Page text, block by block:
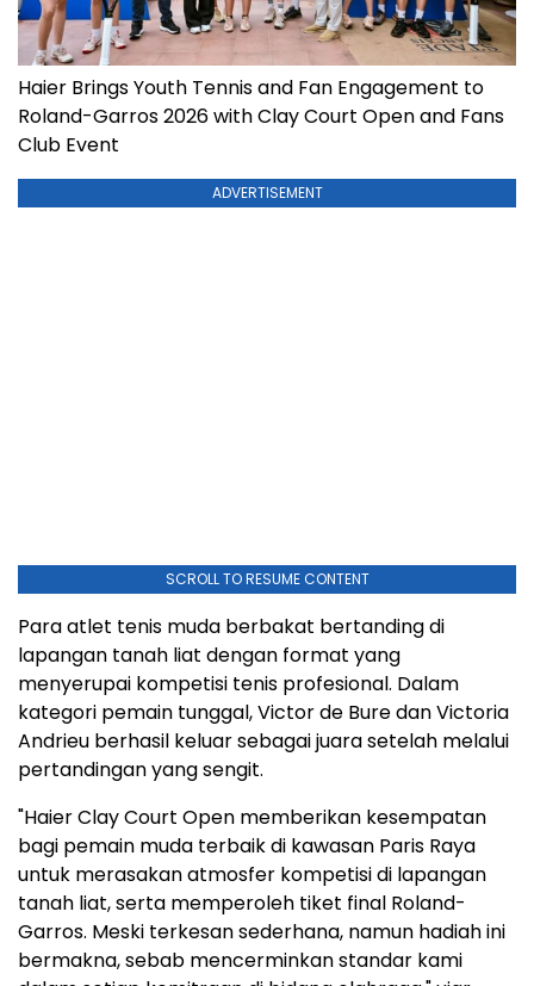
Haier Brings Youth Tennis and Fan Engagement to
Roland-Garros 2026 with Clay Court Open and Fans
Club Event
ADVERTISEMENT
SCROLL TO RESUME CONTENT
Para atlet tenis muda berbakat bertanding di
lapangan tanah liat dengan format yang
menyerupai kompetisi tenis profesional. Dalam
kategori pemain tunggal, Victor de Bure dan Victoria
Andrieu berhasil keluar sebagai juara setelah melalui
pertandingan yang sengit.
"Haier Clay Court Open memberikan kesempatan
bagi pemain muda terbaik di kawasan Paris Raya
untuk merasakan atmosfer kompetisi di lapangan
tanah liat, serta memperoleh tiket final Roland-
Garros. Meski terkesan sederhana, namun hadiah ini
bermakna, sebab mencerminkan standar kami